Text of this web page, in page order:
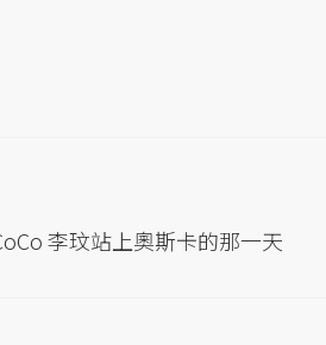
李玟站上奧斯卡的那一天